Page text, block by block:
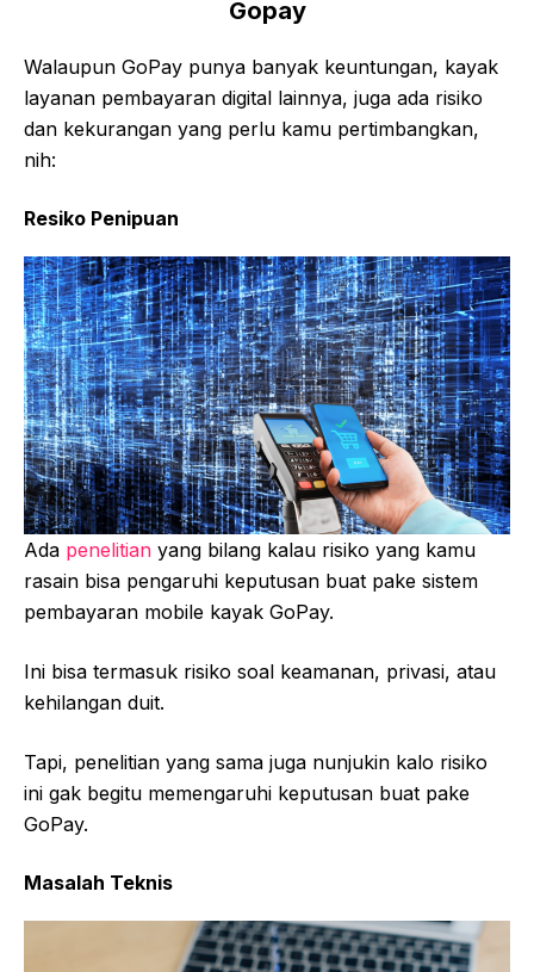
Gopay
Walaupun GoPay punya banyak keuntungan, kayak
layanan pembayaran digital lainnya, juga ada risiko
dan kekurangan yang perlu kamu pertimbangkan,
nih:
Resiko Penipuan
Ada penelitian yang bilang kalau risiko yang kamu
rasain bisa pengaruhi keputusan buat pake sistem
pembayaran mobile kayak GoPay.
Ini bisa termasuk risiko soal keamanan, privasi, atau
kehilangan duit.
Tapi, penelitian yang sama juga nunjukin kalo risiko
ini gak begitu memengaruhi keputusan buat pake
GoPay.
Masalah Teknis